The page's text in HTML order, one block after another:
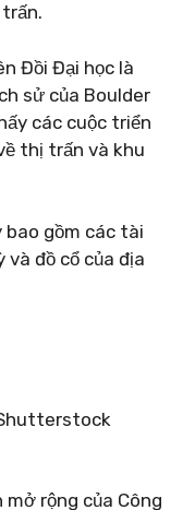
Đồi Đại học là
sử của Boulder
các cuộc triển
thị trấn và khu
bao gồm các tài
đồ cổ của địa
rộng của Công